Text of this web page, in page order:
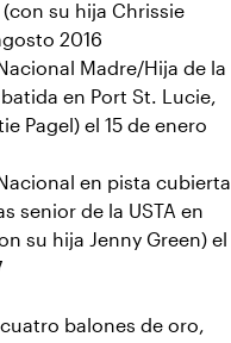
su hija Chrissie
2016
Madre/Hija de la
en Port St. Lucie,
Pagel) el 15 de enero
en pista cubierta
senior de la USTA en
su hija Jenny Green) el
balones de oro,